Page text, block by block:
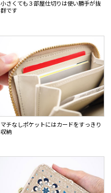
小さくても３部屋仕切りは使い勝手が抜
群です
マチなしポケットにはカードをすっきり
収納